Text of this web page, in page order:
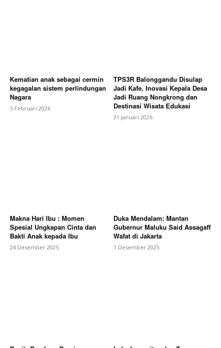
Kematian anak sebagai cermin
kegagalan sistem perlindungan
Nagara
5 Februari 2026
TPS3R Balonggandu Disulap
Jadi Kafe, Inovasi Kepala Desa
Jadi Ruang Nongkrong dan
Destinasi Wisata Edukasi
31 Januari 2026
Makna Hari Ibu : Momen
Spesial Ungkapan Cinta dan
Bakti Anak kepada Ibu
24 Desember 2025
Duka Mendalam: Mantan
Gubernur Maluku Said Assagaff
Wafat di Jakarta
1 Desember 2025